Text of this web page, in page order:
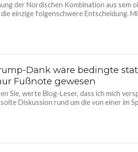
der Nordischen Kombination aus sem
einzige folgenschwere Entscheidung.
Dank wäre bedingte
Fußnote gewesen
Sie, werte Blog-Leser, dass ich mich
Diskussion rund um die von einer im